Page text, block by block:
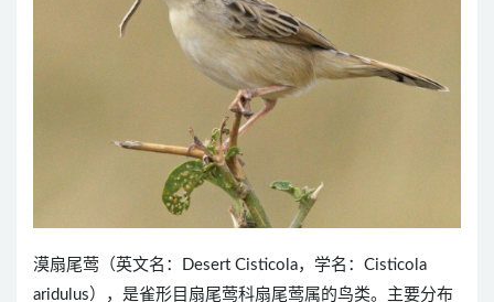
漠扇尾莺（英文名：Desert Cisticola，学名：Cisticola
aridulus），是雀形目扇尾莺科扇尾莺属的鸟类。主要分布